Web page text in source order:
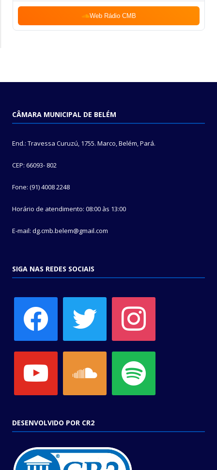
Web Rádio CMB
CÂMARA MUNICIPAL DE BELÉM
End.: Travessa Curuzú, 1755. Marco, Belém, Pará.
CEP: 66093- 802
Fone: (91) 4008 2248
Horário de atendimento: 08:00 às 13:00
E-mail: dg.cmb.belem@gmail.com
SIGA NAS REDES SOCIAIS
DESENVOLVIDO POR CR2